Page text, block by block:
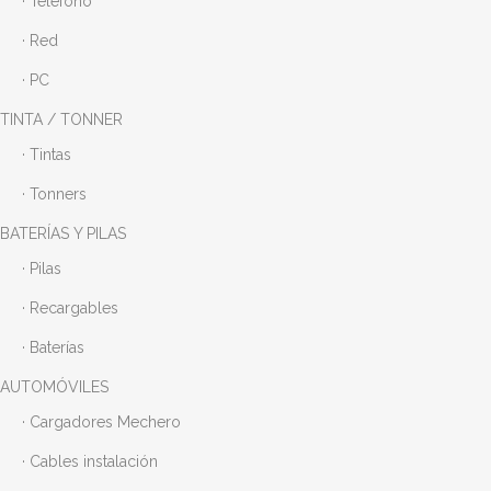
· Red
· PC
TINTA / TONNER
· Tintas
· Tonners
BATERÍAS Y PILAS
· Pilas
· Recargables
· Baterías
AUTOMÓVILES
· Cargadores Mechero
· Cables instalación